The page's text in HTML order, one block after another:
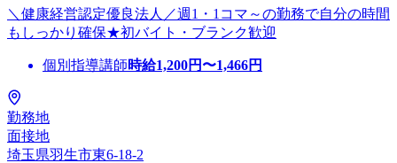
＼健康経営認定優良法人／週1・1コマ～の勤務で自分の時間
もしっかり確保★初バイト・ブランク歓迎
個別指導講師時給1,200円〜1,466円
勤務地
面接地
埼玉県羽生市東6-18-2